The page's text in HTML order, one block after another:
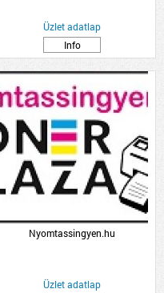
Üzlet adatlap
Info
Nyomtassingyen.hu
Üzlet adatlap